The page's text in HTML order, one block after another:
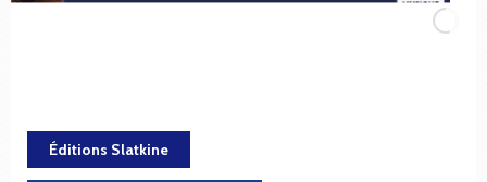
Éditions Slatkine